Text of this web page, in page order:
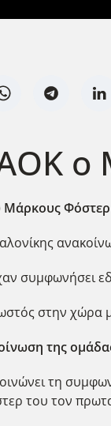
o
συμφωνήσει
στην
της
τη
του τον